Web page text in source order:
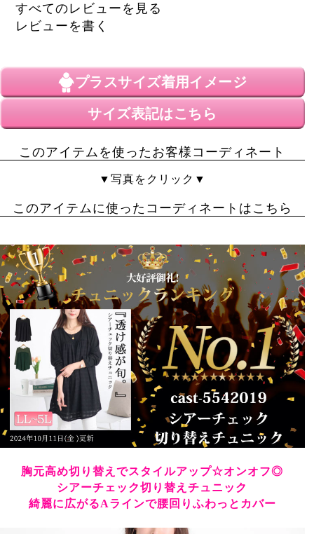
からの季節に愛用させてもらいます。
すべてのレビューを見る
レビューを書く
プラスサイズ着用イメージ
サイズ表記はこちら
このアイテムを使ったお客様コーディネート
▼写真をクリック▼
このアイテムに使ったコーディネートはこちら
胸元高め切り替えでスタイルアップ☆オンオフ◎
シアーチェック切り替えチュニック
綺麗に広がるAラインで腰回りふわっとカバー